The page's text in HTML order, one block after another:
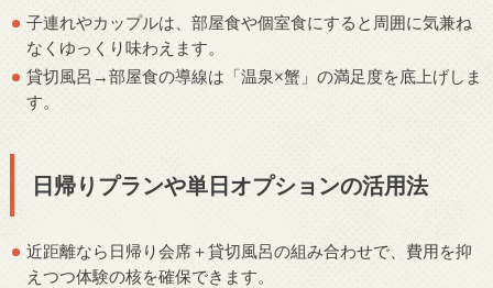
子連れやカップルは、部屋食や個室食にすると周囲に気兼ね
なくゆっくり味わえます。
貸切風呂→部屋食の導線は「温泉×蟹」の満足度を底上げしま
す。
日帰りプランや単日オプションの活用法
近距離なら日帰り会席＋貸切風呂の組み合わせで、費用を抑
えつつ体験の核を確保できます。